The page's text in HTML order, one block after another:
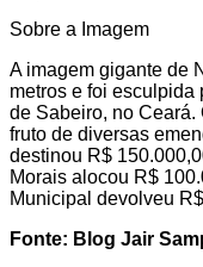
Sobre a Imagem
A imagem gigante de
metros e foi esculpida
de Sabeiro, no Ceará.
fruto de diversas
destinou R$
Morais alocou R$
Municipal devolveu
Fonte: Blog Jair